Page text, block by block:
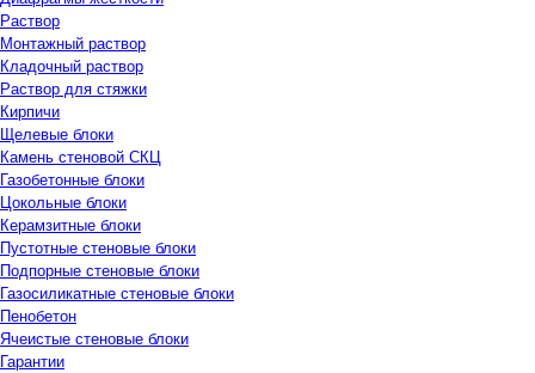
Раствор
Монтажный раствор
Кладочный раствор
Раствор для стяжки
Кирпичи
Щелевые блоки
Камень стеновой СКЦ
Газобетонные блоки
Цокольные блоки
Керамзитные блоки
Пустотные стеновые блоки
Подпорные стеновые блоки
Газосиликатные стеновые блоки
Пенобетон
Ячеистые стеновые блоки
Гарантии